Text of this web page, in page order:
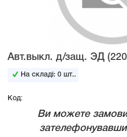
Авт.выкл. д/защ. ЭД
На складі:0 шт..
Код:
Ви можете